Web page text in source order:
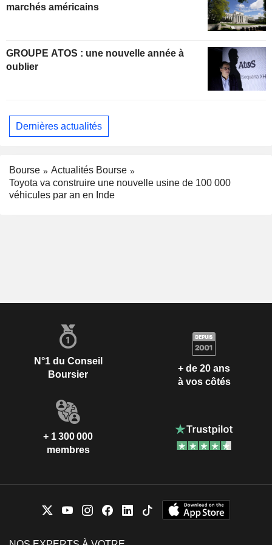
marchés américains
GROUPE ATOS : une nouvelle année à
oublier
Dernières actualités
Bourse
Actualités Bourse
Toyota va construire une nouvelle usine de 100 000
véhicules par an en Inde
N°1 du Conseil
Boursier
+ de 20 ans
à vos côtés
+ 1 300 000
membres